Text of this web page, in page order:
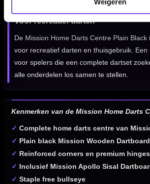
Voor recreatief darten
De Mission Home Darts Centre Plain Black
voor recreatief darten en thuisgebruik. Een
voor spelers die een complete dartset
alle onderdelen los samen te stellen.
Kenmerken van de Mission Home Darts
✓ Complete home darts centre van
✓ Plain black Mission Wooden
✓ Reinforced corners en premium hinges
✓ Inclusief Mission Apollo Sisal
✓ Staple free bullseye